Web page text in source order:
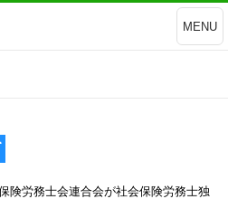
MENU
険労務士会連合会が社会保険労務士独